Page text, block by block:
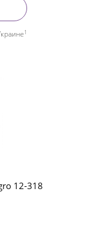
1
12-318